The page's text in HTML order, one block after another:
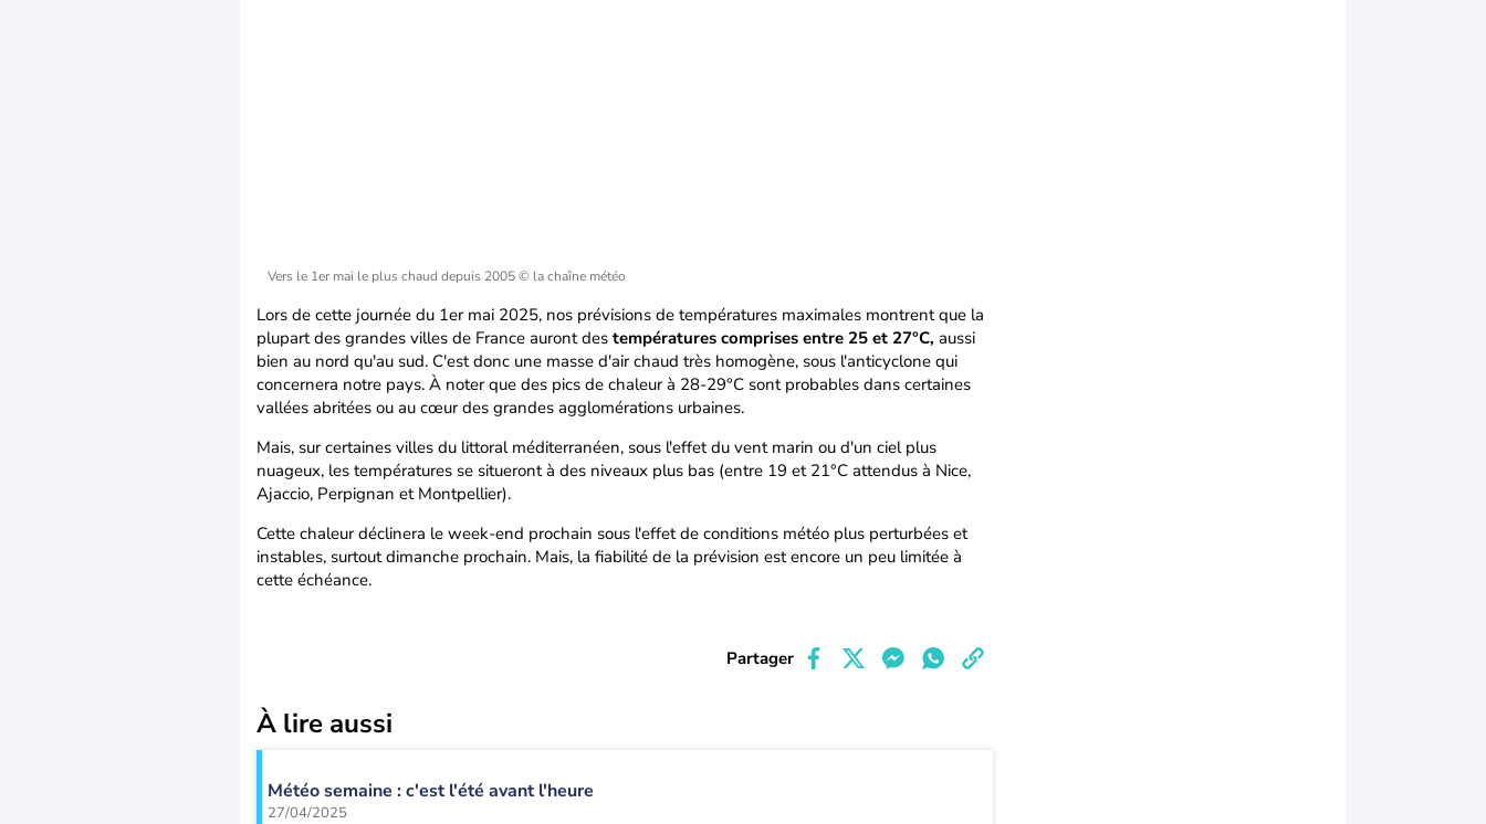
Vers le 1er mai le plus chaud depuis 2005© la chaîne météo
Lors de cette journée du 1er mai 2025, nos prévisions de températures maximales montrent que la
plupart des grandes villes de France auront des températures comprises entre 25 et 27°C, aussi
bien au nord qu'au sud. C'est donc une masse d'air chaud très homogène, sous l'anticyclone qui
concernera notre pays. À noter que des pics de chaleur à 28-29°C sont probables dans certaines
vallées abritées ou au cœur des grandes agglomérations urbaines.
Mais, sur certaines villes du littoral méditerranéen, sous l'effet du vent marin ou d'un ciel plus
nuageux, les températures se situeront à des niveaux plus bas (entre 19 et 21°C attendus à Nice,
Ajaccio, Perpignan et Montpellier).
Cette chaleur déclinera le week-end prochain sous l'effet de conditions météo plus perturbées et
instables, surtout dimanche prochain. Mais, la fiabilité de la prévision est encore un peu limitée à
cette échéance.
Partager
À lire aussi
Météo semaine : c'est l'été avant l'heure
27/04/2025